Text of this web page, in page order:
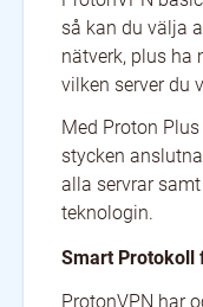
så kan du välja
nätverk, plus ha
vilken server du
Med Proton
stycken
alla servrar
teknologin.
Smart Protokoll
ProtonVPN har